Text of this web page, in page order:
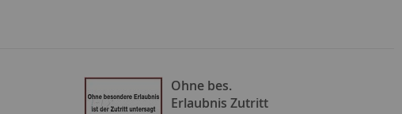
Ohne bes.
Erlaubnis Zutritt